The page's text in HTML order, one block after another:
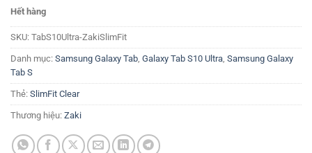
Hết hàng
SKU: TabS10Ultra-ZakiSlimFit
Danh mục: Samsung Galaxy Tab Galaxy Tab S10 Ultra Samsung Galaxy
Tab S
Thẻ: SlimFit Clear
Thương hiệu: Zaki